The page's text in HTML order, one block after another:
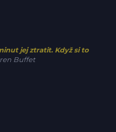
jej ztratit. Když si to
Buffet